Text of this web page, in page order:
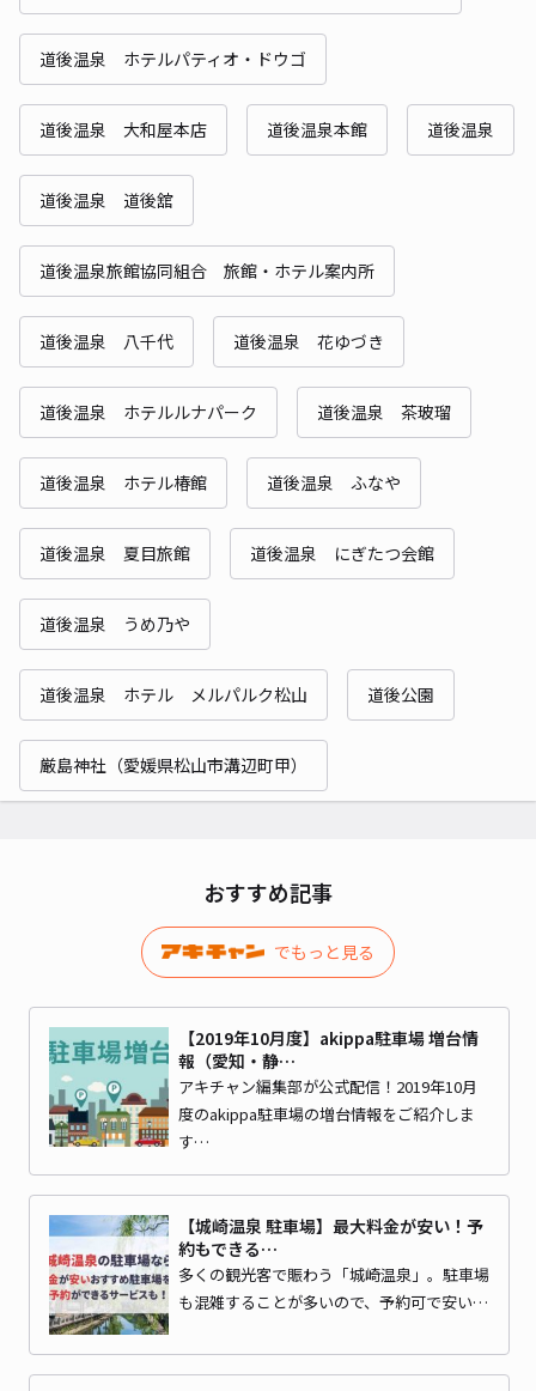
道後温泉 ホテルパティオ・ドウゴ
道後温泉 大和屋本店 道後温泉本館 道後温泉
道後温泉 道後舘
道後温泉旅館協同組合 旅館・ホテル案内所
道後温泉 八千代 道後温泉 花ゆづき
道後温泉 ホテルルナパーク 道後温泉 茶玻瑠
道後温泉 ホテル椿館 道後温泉 ふなや
道後温泉 夏目旅館 道後温泉 にぎたつ会館
道後温泉 うめ乃や
道後温泉 ホテル メルパルク松山 道後公園
厳島神社（愛媛県松山市溝辺町甲）
おすすめ記事
でもっと見る
【2019年10月度】akippa駐車場 増台情
報（愛知・静…
アキチャン編集部が公式配信！2019年10月
度のakippa駐車場の増台情報をご紹介しま
す…
【城崎温泉 駐車場】最大料金が安い！予
約もできる…
多くの観光客で賑わう「城崎温泉」。駐車場
も混雑することが多いので、予約可で安い…